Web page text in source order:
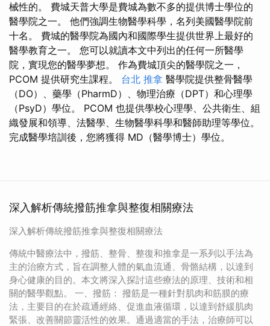
械性的。 費城天普大學是費城為數不多的提供博士學位的
醫學院之一。 他們強調生物醫學科學，名列美國醫學院前
十名。 費城的醫學院為國內和國際學生提供世界上最好的
醫學教育之一。 您可以就讀本文中列出的任何一所醫學
院，實現您的醫學夢想。 作為費城頂尖的醫學院之一，
PCOM 提供研究生課程。 台北 推拿 醫學院提供整骨醫學
（DO）、藥學（PharmD）、物理治療（DPT）和心理學
（PsyD）學位。 PCOM 也提供學校心理學、公共衛生、組
織發展和領導、法醫學、生物醫學科學和醫師助理等學位。
完成醫學培訓後，您將獲得 MD（醫學博士）學位。
深入解析傳統撥筋推拿與整復相關療法
深入解析傳統撥筋推拿與整復相關療法
傳統中醫療法中，撥筋、整骨、整復和推拿是一系列以手法為
主的治療方式，旨在調整人體的氣血流通、骨骼結構，以達到
身心健康的目的。本文將深入探討這些療法的原理、技術和相
關的醫學觀點。 一、撥筋： 撥筋是一種針對肌肉和筋膜的療
法，主要目的在於疏通經絡、促進血液循環，以達到舒緩肌肉
緊張、改善關節靈活性的效果。通過適當的手法，治療師可以